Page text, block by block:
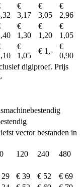
€
3,17
€
3,05
€
2,96
€
1,30
€
1,20
€
1,05
€
1,05
€ 1,-
€
0,90
digiproef. Prijs
vector bestanden in
120 240 480
29 € 39 € 52
€ 69